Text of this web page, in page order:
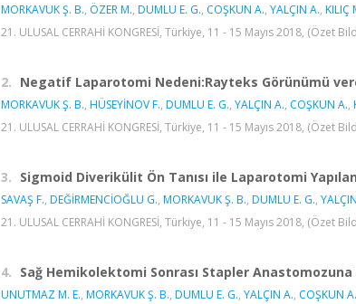
MORKAVUK Ş. B., ÖZER M., DUMLU E. G., COŞKUN A., YALÇIN A., KILIÇ
21. ULUSAL CERRAHİ KONGRESİ, Türkiye, 11 - 15 Mayıs 2018, (Özet
2. Negatif Laparotomi Nedeni:Rayteks Görünümü
MORKAVUK Ş. B., HÜSEYİNOV F., DUMLU E. G., YALÇIN A., COŞKUN A.,
21. ULUSAL CERRAHİ KONGRESİ, Türkiye, 11 - 15 Mayıs 2018, (Özet
3. Sigmoid Diverikülit Ön Tanısı ile Laparotomi
SAVAŞ F., DEĞİRMENCİOĞLU G., MORKAVUK Ş. B., DUMLU E. G.,
21. ULUSAL CERRAHİ KONGRESİ, Türkiye, 11 - 15 Mayıs 2018, (Özet
4. Sağ Hemikolektomi Sonrası Stapler
UNUTMAZ M. E., MORKAVUK Ş. B., DUMLU E. G., YALÇIN A., COŞKUN A.